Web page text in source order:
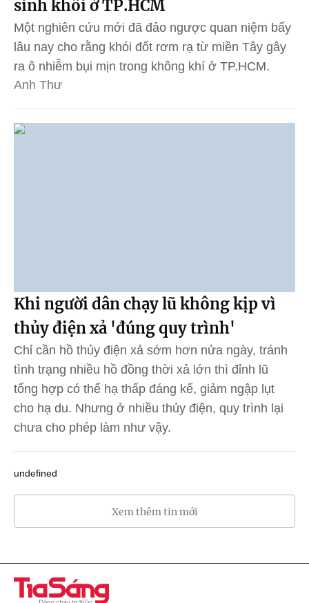
sinh khối ở TP.HCM
Một nghiên cứu mới đã đảo ngược quan niệm bấy
lâu nay cho rằng khói đốt rơm rạ từ miền Tây gây
ra ô nhiễm bụi mịn trong không khí ở TP.HCM.
Anh Thư
Khi người dân chạy lũ không kịp vì
thủy điện xả 'đúng quy trình'
Chỉ cần hồ thủy điện xả sớm hơn nửa ngày, tránh
tình trạng nhiều hồ đồng thời xả lớn thì đỉnh lũ
tổng hợp có thể hạ thấp đáng kể, giảm ngập lụt
cho hạ du. Nhưng ở nhiều thủy điện, quy trình lại
chưa cho phép làm như vậy.
undefined
Xem thêm tin mới